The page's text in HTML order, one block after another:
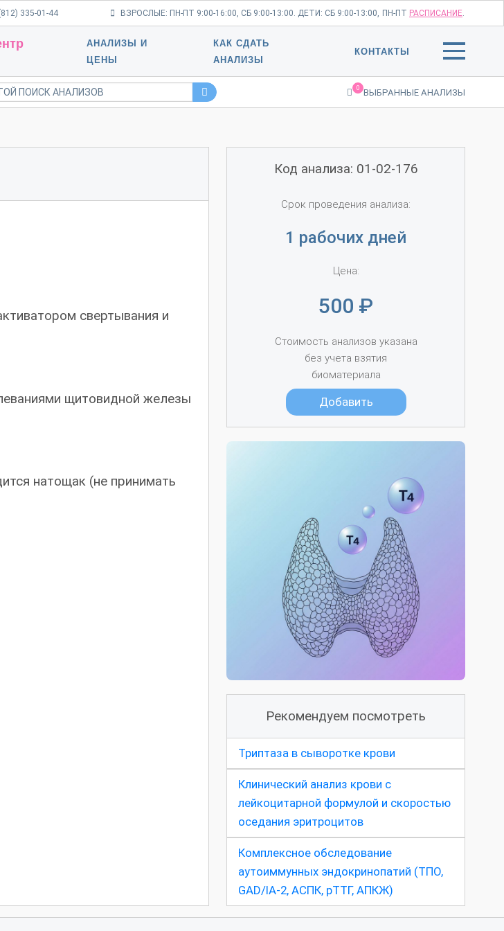
335-01-44 ВЗРОСЛЫЕ: ПН-ПТ 9:00-16:00, СБ 9:00-13:00. ДЕТИ: СБ 9:00-13:00, ПН-ПТ РАСПИСАНИЕ.
АНАЛИЗЫ И
ЦЕНЫ
КАК СДАТЬ
АНАЛИЗЫ
КОНТАКТЫ
0 ВЫБРАННЫЕ АНАЛИЗЫ
свертывания и
щитовидной железы
натощак (не принимать
Код анализа: 01-02-176
Срок проведения анализа:
1 рабочих дней
Цена:
500 ₽
Стоимость анализов указана
без учета взятия
биоматериала
Добавить
Рекомендуем посмотреть
Триптаза в сыворотке крови
Клинический анализ крови с
лейкоцитарной формулой и скоростью
оседания эритроцитов
Комплексное обследование
аутоиммунных эндокринопатий (ТПО,
GAD/IA-2, АСПК, рТТГ, АПКЖ)